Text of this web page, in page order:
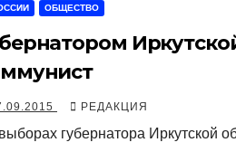
ОБЩЕСТВО
РЕДАКЦИЯ
губернатора Иркутской